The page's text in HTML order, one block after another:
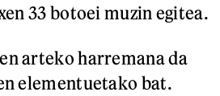
33 botoei muzin egitea.
arteko harremana da
elementuetako bat.